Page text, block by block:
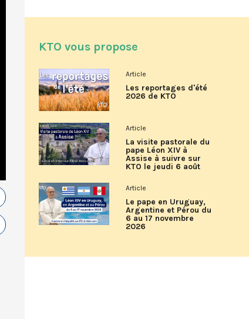
KTO vous propose
Article
Les reportages d'été
2026 de KTO
Article
La visite pastorale du
pape Léon XIV à
Assise à suivre sur
KTO le jeudi 6 août
Article
Le pape en Uruguay,
Argentine et Pérou du
6 au 17 novembre
2026